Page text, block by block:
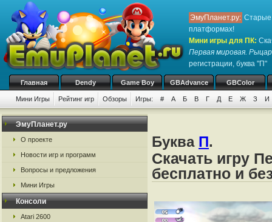
ЭмуПланет.ру: Старые
платформах!
Мини игры для ПК:
Первая мировая.
регистрации, буква "П"
Главная Dendy Game Boy GBAdvance GBColor
Мини Игры Рейтинг игр Обзоры Игры: # А Б В Г Д Е Ж З И
ЭмуПланет.ру
О проекте
Новости игр и программ
Вопросы и предложения
Мини Игры
Консоли
Atari 2600
Буква П.
Скачать игру
бесплатно и